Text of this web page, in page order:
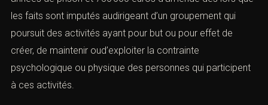
l’auteur a entendu abuser de la faiblesse de la victime en
connaissance de cause pourparvenir à ses fins. Si ces
deux éléments sont caractérisés, l’auteur d’un abus de
faiblesse encourt une peine de trois ans de prison etde
375 000 euros d’amende. Les peines sont portées à cinq